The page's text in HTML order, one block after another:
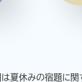
夏休みの宿題に